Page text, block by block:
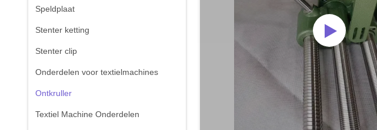
Speldplaat
Stenter ketting
Stenter clip
Onderdelen voor textielmachines
Ontkruller
Textiel Machine Onderdelen